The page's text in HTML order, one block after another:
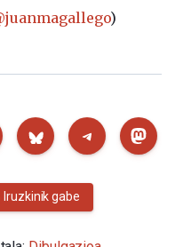
)
Iruzkinik gabe